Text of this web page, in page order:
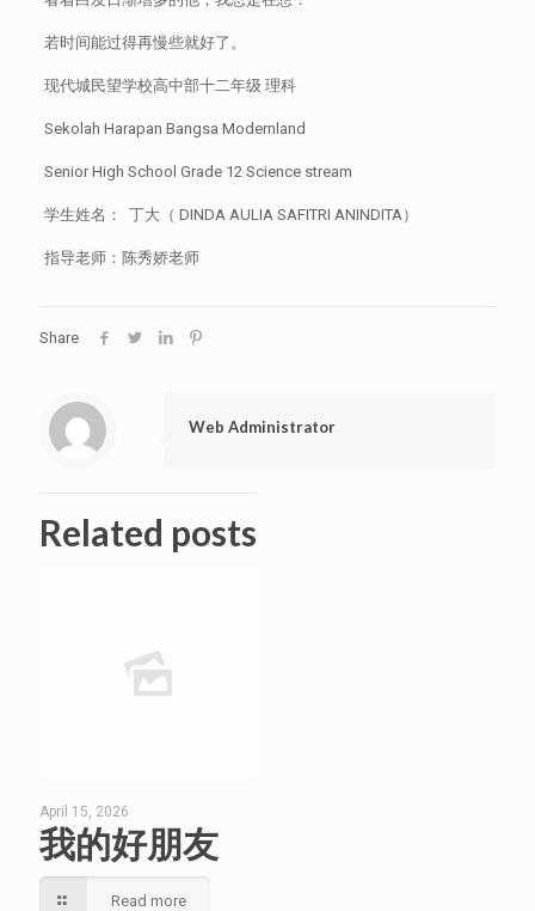
若时间能过得再慢些就好了。
现代城民望学校高中部十二年级 理科
Sekolah Harapan Bangsa Modernland
Senior High School Grade 12 Science stream
学生姓名： 丁大（ DINDA AULIA SAFITRI ANINDITA）
指导老师：陈秀娇老师
Share
Web Administrator
Related posts
April 15, 2026
我的好朋友
Read more